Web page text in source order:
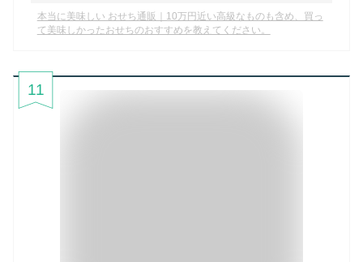
本当に美味しい おせち通販｜10万円近い高級なものも含め、買っ
て美味しかったおせちのおすすめを教えてください。
11